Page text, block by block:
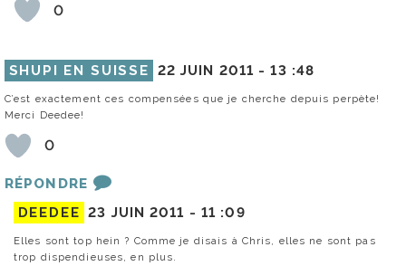
0
SHUPI EN SUISSE 22 JUIN 2011 -13 :48
C’est exactement ces compensées que je cherche depuis perpète!
Merci Deedee!
0
RÉPONDRE
DEEDEE 23 JUIN 2011 - 11 :09
Elles sont top hein ? Comme je disais à Chris, elles ne sont pas
trop dispendieuses, en plus.